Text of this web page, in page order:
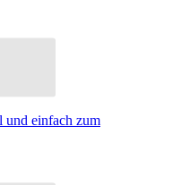
und einfach zum